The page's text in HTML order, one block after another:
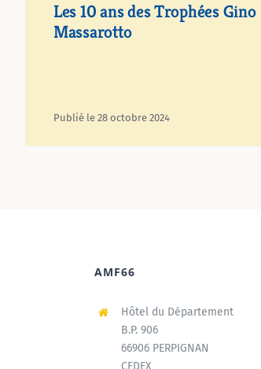
Les 10 ans des Trophées Gino
Massarotto
Publié le 28 octobre 2024
AMF66
Hôtel du Département
B.P. 906
66906 PERPIGNAN
CEDEX